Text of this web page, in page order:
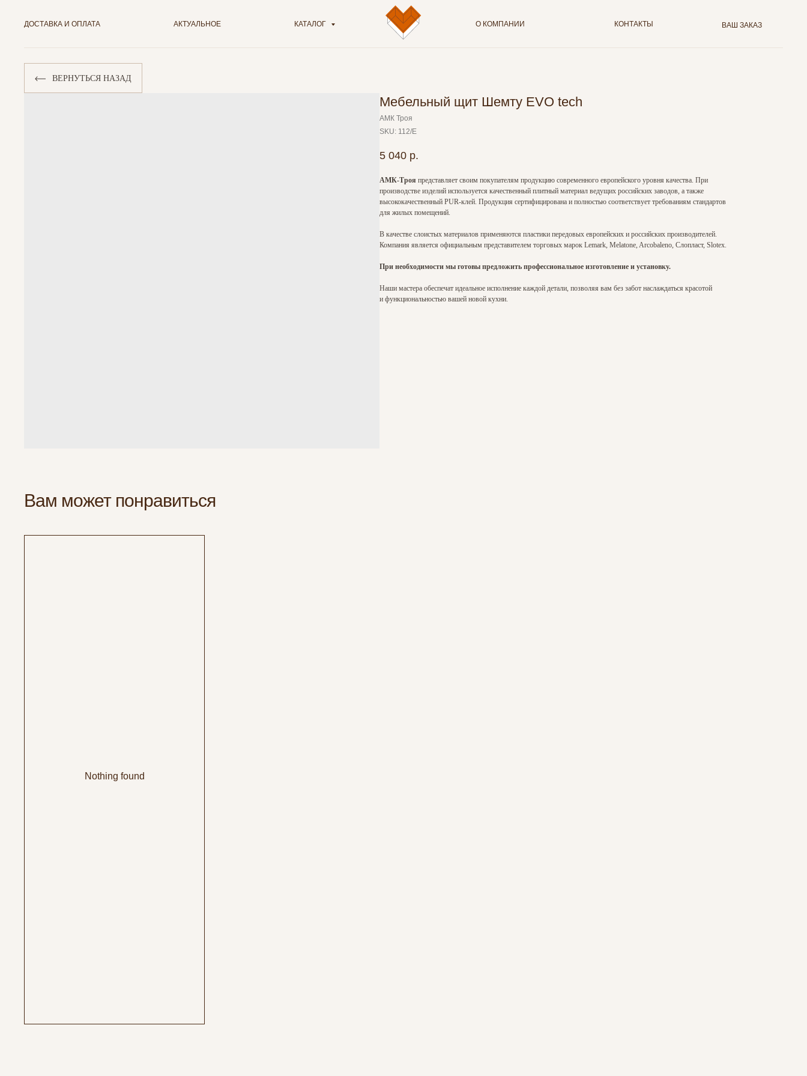
ДОСТАВКА И ОПЛАТА АКТУАЛЬНОЕ КАТАЛОГ О КОМПАНИИ КОНТАКТЫ ВАШ ЗАКАЗ
ВЕРНУТЬСЯ НАЗАД
Мебельный щит Шемту EVO tech
АМК Троя
SKU: 112/Е
5 040 р.
АМК-Троя представляет своим покупателям продукцию современного европейского уровня качества. При
производстве изделий используется качественный плитный материал ведущих российских заводов, а также
высококачественный PUR-клей. Продукция сертифицирована и полностью соответствует требованиям стандартов
для жилых помещений.
В качестве слоистых материалов применяются пластики передовых европейских и российских производителей.
Компания является официальным представителем торговых марок Lemark, Melatone, Arcobaleno, Слопласт, Slotex.
При необходимости мы готовы предложить профессиональное изготовление и установку.
Наши мастера обеспечат идеальное исполнение каждой детали, позволяя вам без забот наслаждаться красотой
и функциональностью вашей новой кухни.
Вам может понравиться
Nothing found